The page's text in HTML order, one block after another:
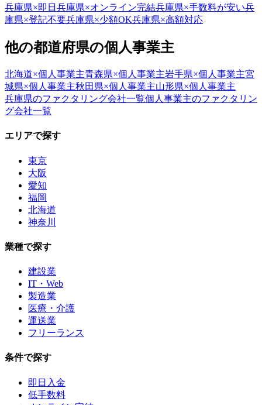
兵庫県×即日 兵庫県×オンライン完結兵庫県×手数料が安い兵
庫県×登記不要兵庫県×少額OK兵庫県×高額対応
他の都道府県の個人事業主
北海道×個人事業主青森県×個人事業主岩手県×個人事業主宮
城県×個人事業主秋田県×個人事業主山形県×個人事業主
兵庫県のファクタリング会社一覧個人事業主のファクタリン
グ会社一覧
エリアで探す
東京
大阪
愛知
福岡
北海道
神奈川
業種で探す
建設業
IT・Web
製造業
医療・介護
運送業
フリーランス
条件で探す
即日入金
低手数料